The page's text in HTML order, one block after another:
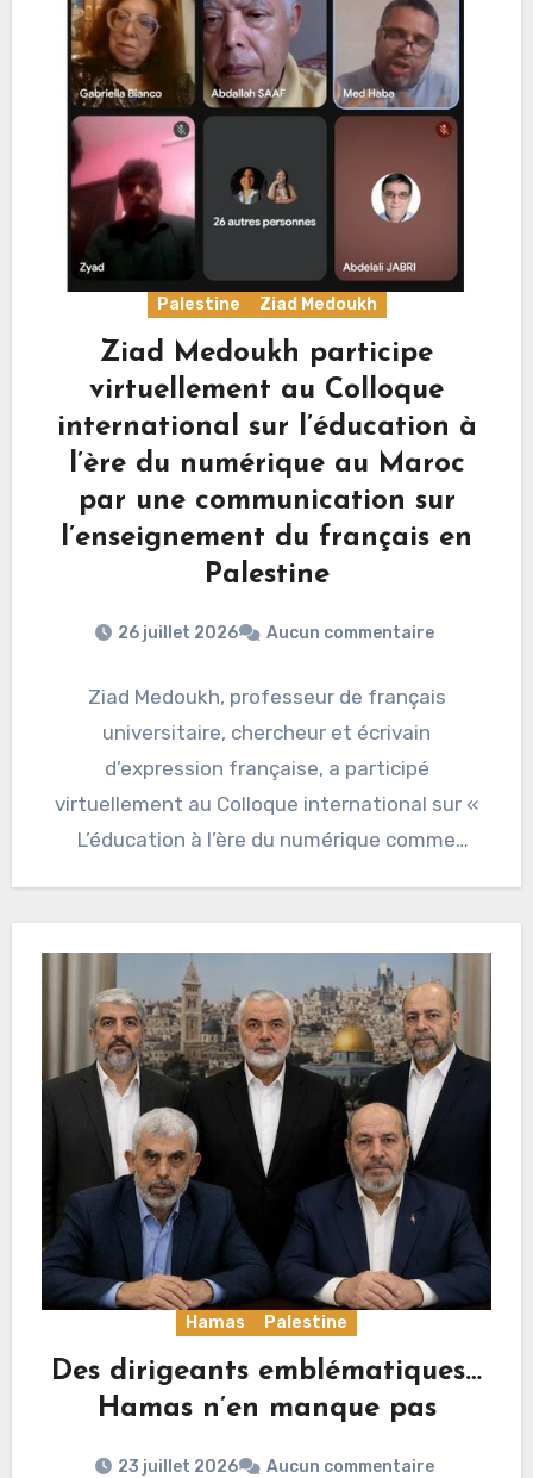
Palestine Ziad Medoukh
Ziad Medoukh participe
virtuellement au Colloque
international sur l’éducation à
l’ère du numérique au Maroc
par une communication sur
l’enseignement du français en
Palestine
26 juillet 2026 Aucun commentaire
Ziad Medoukh, professeur de français
universitaire, chercheur et écrivain
d’expression française, a participé
virtuellement au Colloque international sur «
L’éducation à l’ère du numérique comme
Hamas Palestine
Des dirigeants emblématiques…
Hamas n’en manque pas
23 juillet 2026 Aucun commentaire